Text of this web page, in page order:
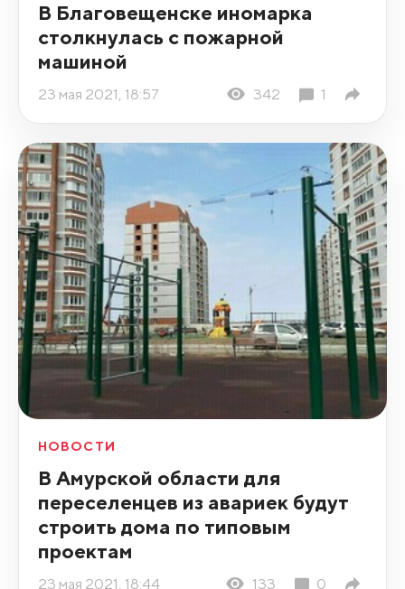
В Благовещенске иномарка
столкнулась с пожарной
машиной
23 мая 2021, 18:57 342 1
НОВОСТИ
В Амурской области для
переселенцев из авариек будут
строить дома по типовым
проектам
23 мая 2021, 18:44 133 0